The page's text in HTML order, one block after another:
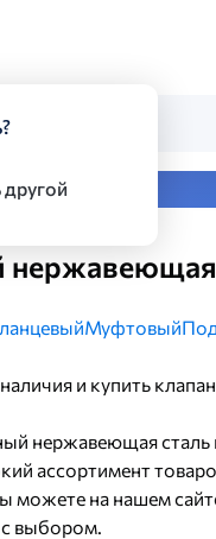
каталогу
нержавеющая
Муфтовый
и купить
нержавеющая
ассортимент
можете на нашем
с выбором.